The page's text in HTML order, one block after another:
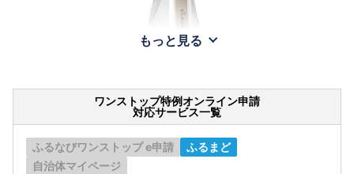
もっと見る
ワンストップ特例オンライン申請
対応サービス一覧
ふるなびワンストップ e申請
ふるまど
自治体マイページ